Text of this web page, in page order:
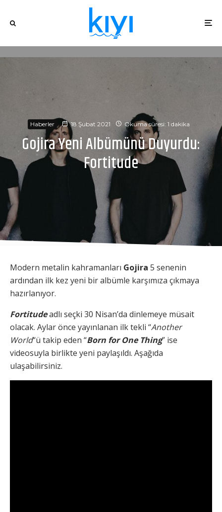
Haberler 18 Şubat 2021 Okuma süresi: 1 dakika
Gojira Yeni Albümünü Duyurdu:
Fortitude
Modern metalin kahramanları Gojira 5 senenin
ardından ilk kez yeni bir albümle karşımıza çıkmaya
hazırlanıyor.
Fortitudeadlı seçki 30 Nisan’da dinlemeye müsait
olacak. Aylar önce yayınlanan ilk tekli “Another
World“ü takip eden “Born for One Thing” ise
videosuyla birlikte yeni paylaşıldı. Aşağıda
ulaşabilirsiniz.